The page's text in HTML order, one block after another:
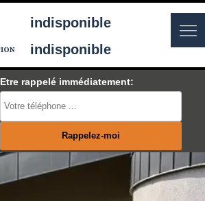
indisponible
indisponible
Etre rappelé immédiatement: